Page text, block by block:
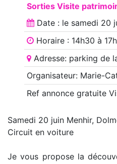
Sorties Visite
Date : le samedi 20
Horaire : 14h30 à
Adresse: parking de
Organisateur: Marie-
Ref annoncegratuite
Samedi 20 juin Menhir,
Circuit en voiture
Je vous propose la